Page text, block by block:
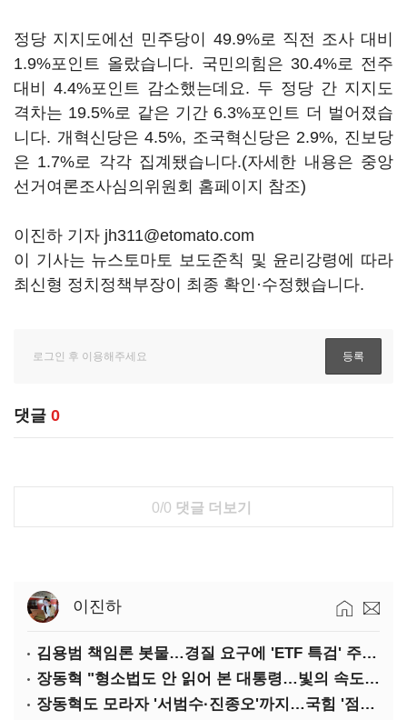
정당 지지도에선 민주당이 49.9%로 직전 조사 대비
1.9%포인트 올랐습니다. 국민의힘은 30.4%로 전주
대비 4.4%포인트 감소했는데요. 두 정당 간 지지도
격차는 19.5%로 같은 기간 6.3%포인트 더 벌어졌습
니다. 개혁신당은 4.5%, 조국혁신당은 2.9%, 진보당
은 1.7%로 각각 집계됐습니다.(자세한 내용은 중앙
선거여론조사심의위원회 홈페이지 참조)
이진하 기자 jh311@etomato.com
이 기사는 뉴스토마토 보도준칙 및 윤리강령에 따라
최신형 정치정책부장이 최종 확인·수정했습니다.
댓글 0
0/0 댓글 더보기
이진하
김용범 책임론 봇물…경질 요구에 'ETF 특검' 주장까지
장동혁 "형소법도 안 읽어 본 대통령…빛의 속도로 무너질 것"
장동혁도 모라자 '서범수·진종오'까지…국힘 '점입가경'